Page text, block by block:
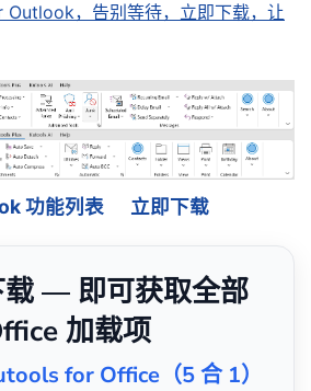
，告别等待，立即下载，让
功能列表
立即下载
载 — 即可获取全部
加载项
for Office（5 合 1）